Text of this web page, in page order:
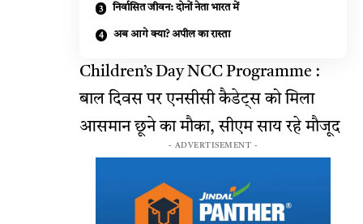
निर्वासित जीवन: दोनों नेता भारत में
अब आगे क्या? अपील का रास्ता
Children’s Day NCC Programme :
बाल दिवस पर एनसीसी कैडेट्स को मिला
आसमान छूने का मौका, सीएम साय रहे मौजूद
- ADVERTISEMENT -